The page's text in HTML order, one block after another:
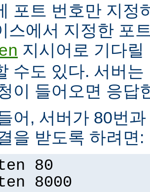
포트 번호만 지정
스에서 지정한 포
지시어로 기다
수도 있다. 서버
이 들어오면 응답
어, 서버가 80번
을 받도록 하려면:
80
8000